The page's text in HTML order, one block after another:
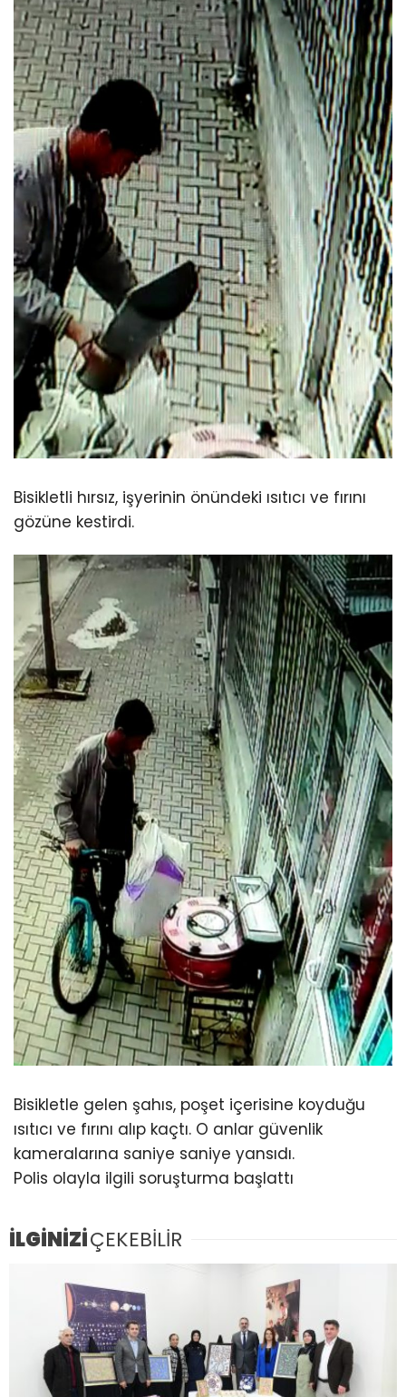
Bisikletli hırsız, işyerinin önündeki ısıtıcı ve fırını
gözüne kestirdi.
Bisikletle gelen şahıs, poşet içerisine koyduğu
ısıtıcı ve fırını alıp kaçtı. O anlar güvenlik
kameralarına saniye saniye yansıdı.
Polis olayla ilgili soruşturma başlattı
İLGİNİZİÇEKEBİLİR